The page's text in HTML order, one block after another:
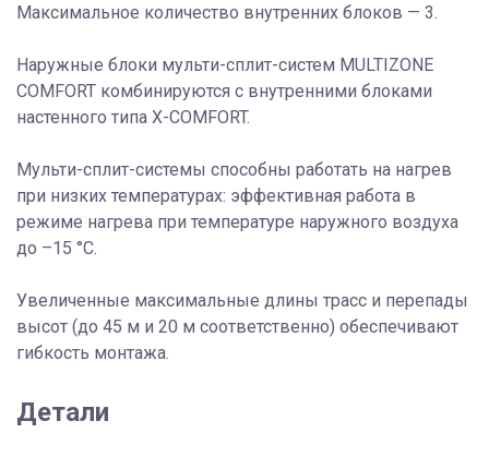
Максимальное количество внутренних блоков — 3.
Наружные блоки мульти-сплит-систем MULTIZONE
COMFORT комбинируются с внутренними блоками
настенного типа X-COMFORT.
Мульти-сплит-системы способны работать на нагрев
при низких температурах: эффективная работа в
режиме нагрева при температуре наружного воздуха
до –15 °C.
Увеличенные максимальные длины трасс и перепады
высот (до 45 м и 20 м соответственно) обеспечивают
гибкость монтажа.
Детали